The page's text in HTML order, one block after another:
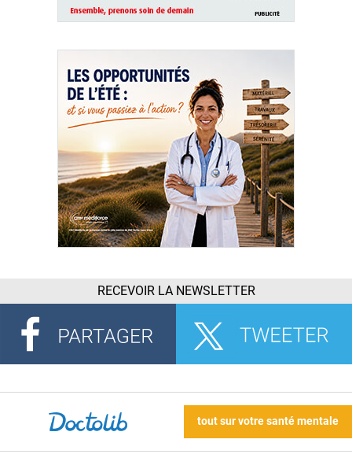
RECEVOIR LA NEWSLETTER
tout sur votre santé mentale